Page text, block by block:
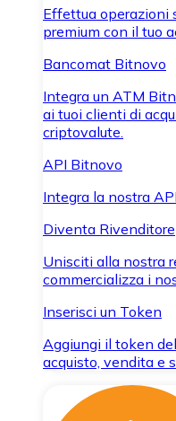
Effettua operazioni
premium con il tuo
Bancomat Bitnovo
Integra un ATM
ai tuoi clienti di
criptovalute.
API Bitnovo
Integra la nostra
Diventa Rivenditore
Unisciti alla nostra
commercializza i
Inserisci un Token
Aggiungi il token
acquisto, vendita e